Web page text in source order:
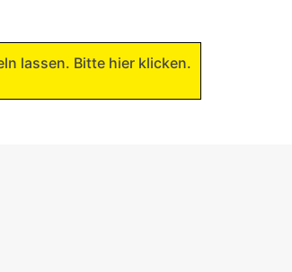
lassen. Bitte hier klicken.